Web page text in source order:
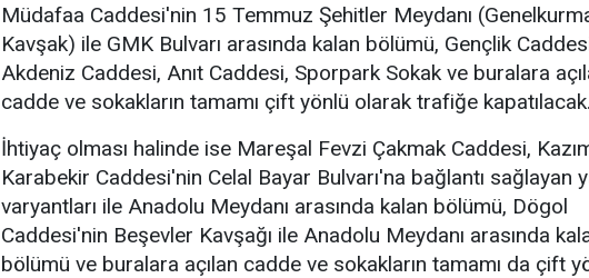
Müdafaa Caddesi'nin 15 Temmuz Şehitler Meydanı
Kavşak) ile GMK Bulvarı arasında kalan bölümü, Gençlik
Akdeniz Caddesi, Anıt Caddesi, Sporpark Sokak ve buralara
cadde ve sokakların tamamı çift yönlü olarak trafiğe kapatılacak.
İhtiyaç olması halinde ise Mareşal Fevzi Çakmak Caddesi,
Karabekir Caddesi'nin Celal Bayar Bulvarı'na bağlantı sağlayan
varyantları ile Anadolu Meydanı arasında kalan bölümü, Dögol
Caddesi'nin Beşevler Kavşağı ile Anadolu Meydanı arasında
bölümü ve buralara açılan cadde ve sokakların tamamı da çift